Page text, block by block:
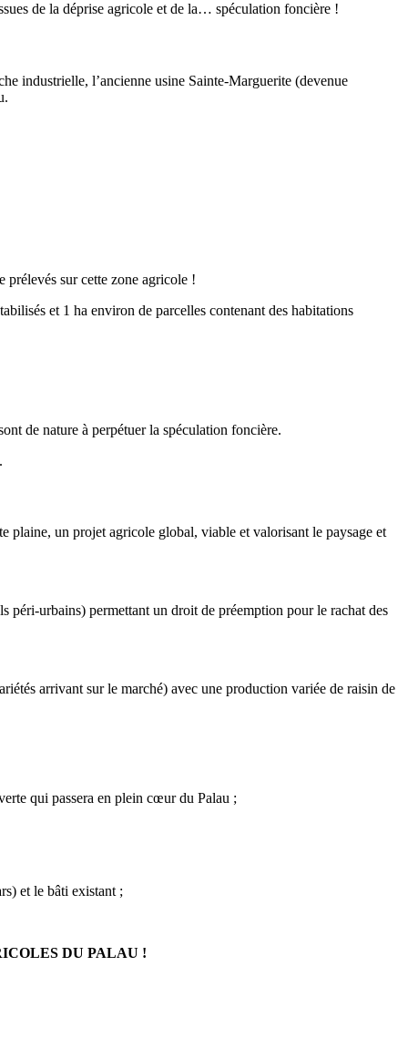
de la déprise agricole et de la… spéculation foncière !
industrielle, l’ancienne usine Sainte-Marguerite (devenue
prélevés sur cette zone agricole !
et 1 ha environ de parcelles contenant des habitations
de nature à perpétuer la spéculation foncière.
plaine, un projet agricole global, viable et valorisant le paysage et
péri-urbains) permettant un droit de préemption pour le rachat des
arrivant sur le marché) avec une production variée de raisin de
qui passera en plein cœur du Palau ;
et le bâti existant ;
DU PALAU !